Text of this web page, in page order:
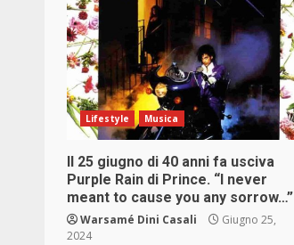
Lifestyle Musica
Il 25 giugno di 40 anni fa usciva
Purple Rain di Prince. “I never
meant to cause you any sorrow…”
Warsamé Dini Casali
Giugno 25,
2024